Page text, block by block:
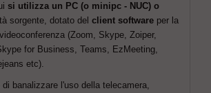
si utilizza un PC (o minipc - NUC) o
sorgente, dotato delclient software per la
(Zoom, Skype, Zoiper,
for Business, Teams, EzMeeting,
etc).
banalizzare l'uso della telecamera,